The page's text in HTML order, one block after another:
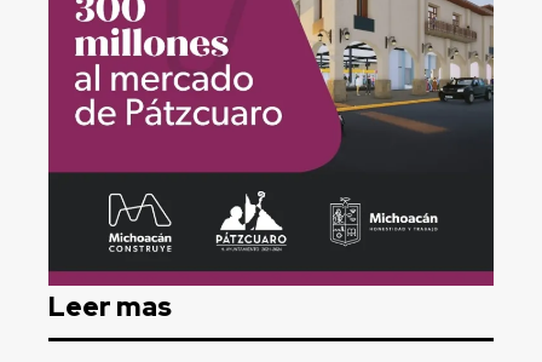
Leer mas